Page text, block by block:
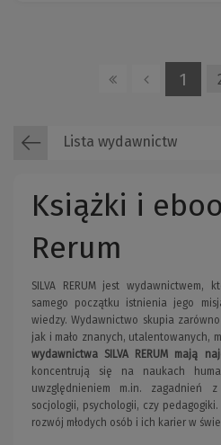
1
Lista wydawnictw
Książki i
Rerum
SILVA RERUM jest wydawnictwem,
samego początku istnienia jego
wiedzy. Wydawnictwo skupia
jak i mało znanych, utalentowanych,
wydawnictwa SILVA RERUM mają
koncentrują się na naukach
uwzględnieniem m.in. zagadnień
socjologii, psychologii, czy
rozwój młodych osób i ich karier w